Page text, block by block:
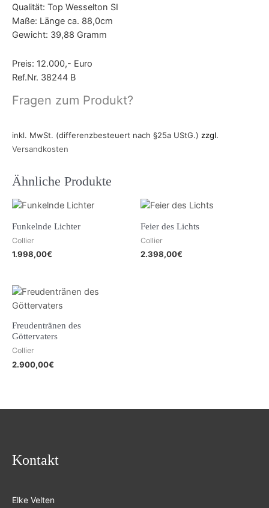
Qualität: Top Wesselton SI
Maße: Länge ca. 88,0cm
Gewicht: 39,88 Gramm
Preis: 12.000,- Euro
Ref.Nr. 38244 B
Fragen zum Produkt?
inkl. MwSt. (differenzbesteuert nach §25a UStG.) zzgl.
Versandkosten
Ähnliche Produkte
Funkelnde Lichter
Collier
1.998,00€
Feier des Lichts
Collier
2.398,00€
Freudentränen des
Göttervaters
Collier
2.900,00€
Kontakt
Elke Velten